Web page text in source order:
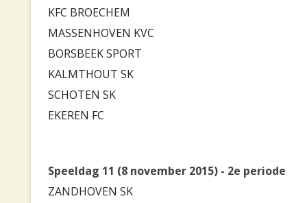
KFC BROECHEM
MASSENHOVEN KVC
BORSBEEK SPORT
KALMTHOUT SK
SCHOTEN SK
EKEREN FC
Speeldag 11 (8 november 2015) - 2e periode
ZANDHOVEN SK